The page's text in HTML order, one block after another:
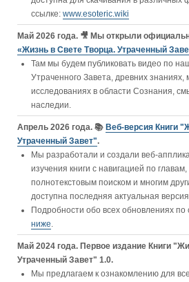
ссылке: www.esoteric.wiki
Май 2026 года. 🎥 Мы открыли
«Жизнь в Свете Творца. Утраченный
Там мы будем публиковать видео по
Утраченного Завета, древних
исследованиях в области Сознания,
наследии.
Апрель 2026 года. 📚 Веб-версия Книги
Утраченный Завет".
Мы разработали и создали веб-
изучения книги c навигацией по
полнотекстовым поиском и многим
доступна последняя актуальная
Подробности обо всех обновлениях по
ниже.
Май 2024 года. Первое издание Книги
Утраченный Завет" 1.0.
Мы предлагаем к ознакомлению для